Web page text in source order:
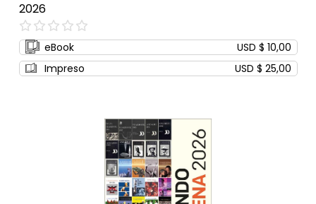
2026
0%
eBook
USD $ 10,00
Impreso
USD $ 25,00